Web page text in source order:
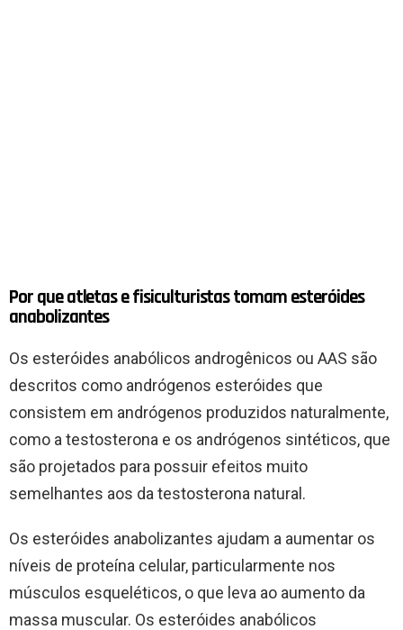
Por que atletas e fisiculturistas tomam esteróides
anabolizantes
Os esteróides anabólicos androgênicos ou AAS são
descritos como andrógenos esteróides que
consistem em andrógenos produzidos naturalmente,
como a testosterona e os andrógenos sintéticos, que
são projetados para possuir efeitos muito
semelhantes aos da testosterona natural.
Os esteróides anabolizantes ajudam a aumentar os
níveis de proteína celular, particularmente nos
músculos esqueléticos, o que leva ao aumento da
massa muscular. Os esteróides anabólicos